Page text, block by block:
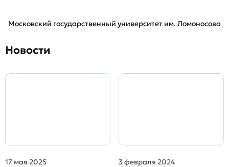
Московский государственный университет им. Ломоносова
Новости
17 мая 2025
3 февраля 2024